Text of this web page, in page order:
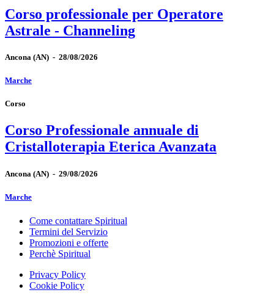
Corso professionale per Operatore
Astrale - Channeling
Ancona (AN) - 28/08/2026
Marche
Corso
Corso Professionale annuale di
Cristalloterapia Eterica Avanzata
Ancona (AN) - 29/08/2026
Marche
Come contattare Spiritual
Termini del Servizio
Promozioni e offerte
Perchè Spiritual
Privacy Policy
Cookie Policy